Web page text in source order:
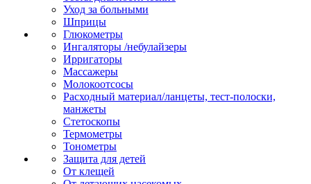
Уход за больными
Шприцы
Глюкометры
Ингаляторы /небулайзеры
Ирригаторы
Массажеры
Молокоотсосы
Расходный материал/ланцеты, тест-полоски,
манжеты
Стетоскопы
Термометры
Тонометры
Защита для детей
От клещей